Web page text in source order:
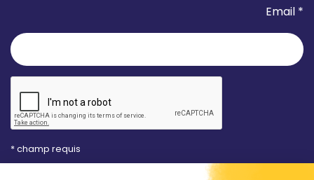
Email *
* champ requis